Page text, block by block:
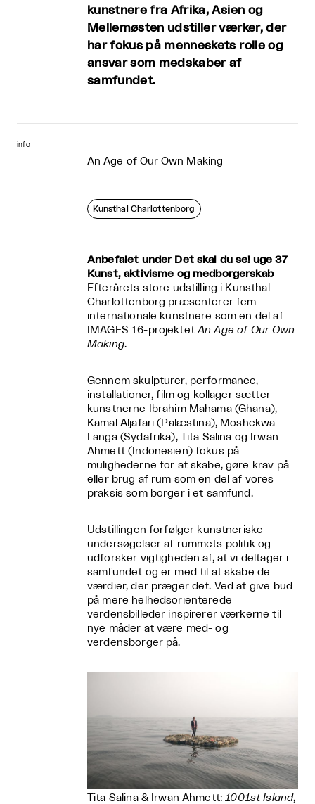
kunstnere fra Afrika, Asien og
Mellemøsten udstiller værker, der
har fokus på menneskets rolle og
ansvar som medskaber af
samfundet.
info
An Age of Our Own Making
Kunsthal Charlottenborg
Anbefalet under Det skal du se! uge 37
Kunst, aktivisme og medborgerskab
Efterårets store udstilling i Kunsthal
Charlottenborg præsenterer fem
internationale kunstnere som en del af
IMAGES 16-projektetAn Age of Our Own
Making.
Gennem skulpturer, performance,
installationer, film og kollager sætter
kunstnerne Ibrahim Mahama (Ghana),
Kamal Aljafari (Palæstina), Moshekwa
Langa (Sydafrika), Tita Salina og Irwan
Ahmett (Indonesien) fokus på
mulighederne for at skabe, gøre krav på
eller brug af rum som en del af vores
praksis som borger i et samfund.
Udstillingen forfølger kunstneriske
undersøgelser af rummets politik og
udforsker vigtigheden af, at vi deltager i
samfundet og er med til at skabe de
værdier, der præger det. Ved at give bud
på mere helhedsorienterede
verdensbilleder inspirerer værkerne til
nye måder at være med- og
verdensborger på.
Tita Salina & Irwan Ahmett: 1001st Island,